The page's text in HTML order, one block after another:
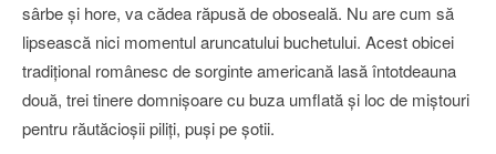
sârbe şi hore, va cădea răpusă de oboseală. Nu are cum să
lipsească nici momentul aruncatului buchetului. Acest obicei
tradiţional românesc de sorginte americană lasă întotdeauna
două, trei tinere domnişoare cu buza umflată şi loc de miştouri
pentru răutăcioşii piliţi, puşi pe şotii.